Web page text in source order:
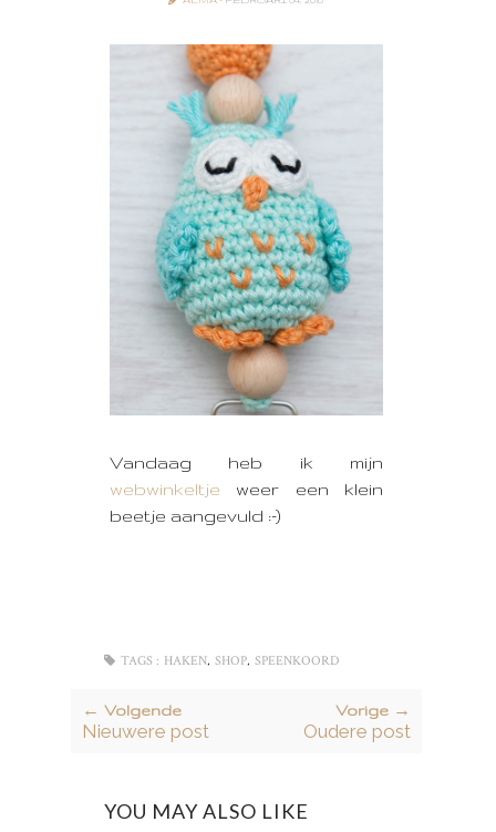
Vandaag heb ik mijn
webwinkeltje weer een klein
beetje aangevuld :-)
TAGS : HAKEN, SHOP, SPEENKOORD
← Volgende
Nieuwere post
Vorige →
Oudere post
YOU MAY ALSO LIKE